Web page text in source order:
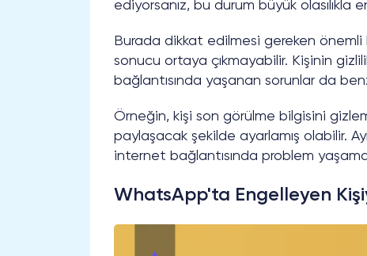
ediyorsanız, bu durum büyük olasılıkla
Burada dikkat edilmesi gereken
sonucu ortaya çıkmayabilir. Kişinin
bağlantısında yaşanan sorunlar da
Örneğin, kişi son görülme bilgisini
paylaşacak şekilde ayarlamış olabilir.
internet bağlantısında problem
WhatsApp'ta Engelleyen